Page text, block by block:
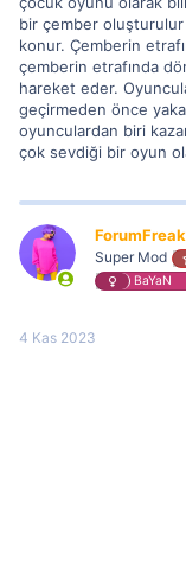
bir çember
konur. Çemberin
çemberin etrafında
hareket eder.
geçirmeden önce
oyunculardan biri
çok sevdiği bir oyun
ForumFreak
Super Mod
BaYaN
4 Kas 2023